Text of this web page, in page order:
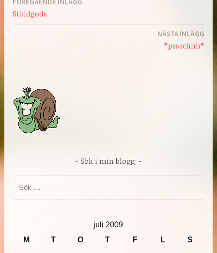
Inläggsnavigering
Stöldgods
NÄSTA INLÄGG
*pssschhh*
Sök i min blogg:
juli 2009
M
T O T F L S